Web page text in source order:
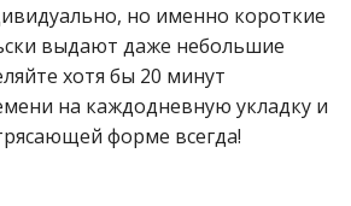
но именно короткие
выдают даже небольшие
хотя бы 20 минут
на каждодневную укладку и
форме всегда!